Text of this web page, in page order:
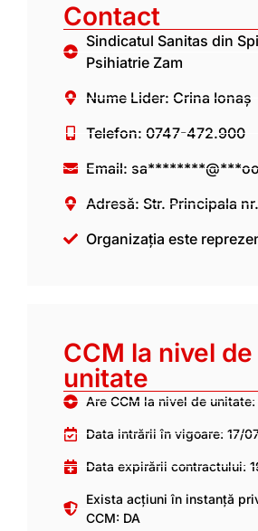
Contact
Sindicatul Sanitas din
Psihiatrie Zam
Nume Lider: Crina Ionaș
Telefon: 0747-472.900
Email:
Adresă: Str. Principala
Organizația este
CCM la nivel de
unitate
Are CCM la nivel de unitate:
Data intrării în vigoare: 17/
Data expirării contractului:
Exista acțiuni în instanță
CCM: DA